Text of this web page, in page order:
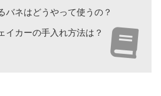
バネはどうやって使うの？
イカーの手入れ方法は？